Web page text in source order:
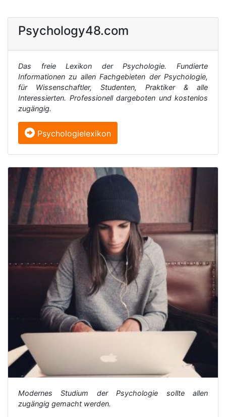
Psychology48.com
Das freie Lexikon der Psychologie. Fundierte
Informationen zu allen Fachgebieten der Psychologie,
für Wissenschaftler, Studenten, Praktiker & alle
Interessierten. Professionell dargeboten und kostenlos
zugängig.
Psychologielexikon
Modernes Studium der Psychologie sollte allen
zugängig gemacht werden.